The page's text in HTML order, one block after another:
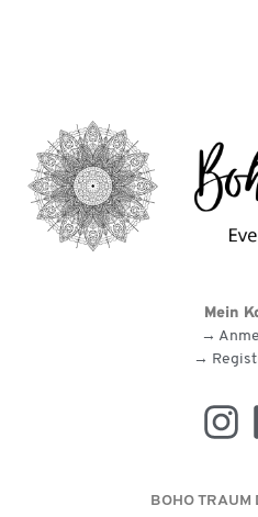
Mein
→
→
BOHO